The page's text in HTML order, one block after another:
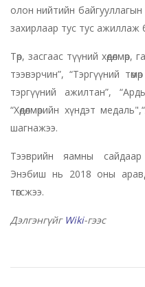
олон нийтийн байгууллагын
захирлаар тус тус ажиллаж
Төр, засгаас түүний хөдөлмөр,
тээвэрчин”, “Тэргүүний
тэргүүний ажилтан”,
“Хөдөлмөрийн хүндэт
шагнажээ.
Тээврийн яамны
Энэбиш нь 2018 оны
төгсжээ.
Дэлгэнгүйг Wiki-гээс